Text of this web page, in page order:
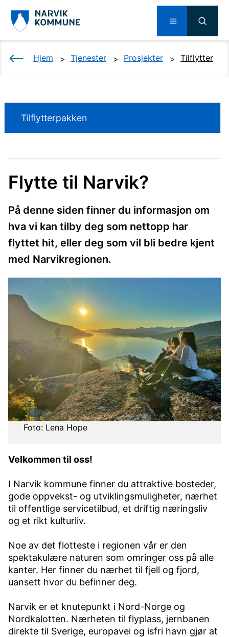
Hjem Tjenester Prosjekter Tilflytter
Tilflytterpakken
Flytte til Narvik?
På denne siden finner du informasjon om
hva vi kan tilby deg som nettopp har
flyttet hit, eller deg som vil bli bedre kjent
med Narvikregionen.
Lena Hope
Velkommen til oss!​
I Narvik kommune finner du attraktive bosteder,
gode oppvekst- og utviklingsmuligheter, nærhet
til offentlige servicetilbud, et driftig næringsliv
og et rikt kulturliv.
Noe av det flotteste i regionen vår er den
spektakulære naturen som omringer oss på alle
kanter. Her finner du nærhet til fjell og fjord,
uansett hvor du befinner deg.
Narvik er et knutepunkt i Nord-Norge og
Nordkalotten. Nærheten til flyplass, jernbanen
direkte til Sverige, europavei og isfri havn gjør at